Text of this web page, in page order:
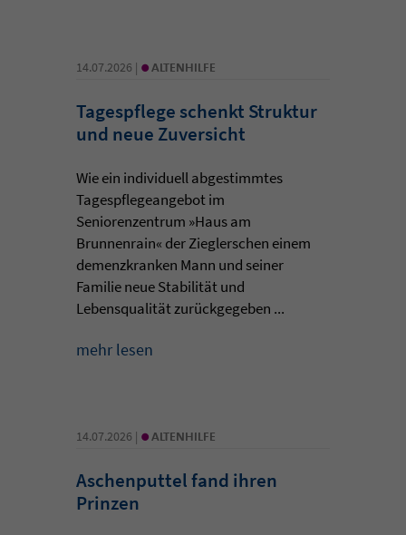
14.07.2026 | • ALTENHILFE
Tagespflege schenkt Struktur
und neue Zuversicht
Wie ein individuell abgestimmtes
Tagespflegeangebot im
Seniorenzentrum »Haus am
Brunnenrain« der Zieglerschen einem
demenzkranken Mann und seiner
Familie neue Stabilität und
Lebensqualität zurückgegeben ...
mehr lesen
14.07.2026 | • ALTENHILFE
Aschenputtel fand ihren
Prinzen